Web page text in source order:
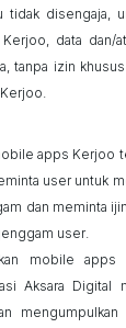
tidak disengaja,
Kerjoo, data dan/
tanpa izin
Kerjoo.
apps Kerjoo
useruntuk
dan meminta
user.
mobile apps
Aksara Digital